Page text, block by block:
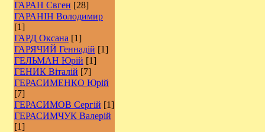
ГАРАН Євген [28]
ГАРАНІН Володимир
[1]
ГАРД Оксана [1]
ГАРЯЧИЙ Геннадій [1]
ГЕЛЬМАН Юрій [1]
ГЕНИК Віталій [7]
ГЕРАСИМЕНКО Юрій
[7]
ГЕРАСИМОВ Сергій [1]
ГЕРАСИМЧУК Валерій
[1]